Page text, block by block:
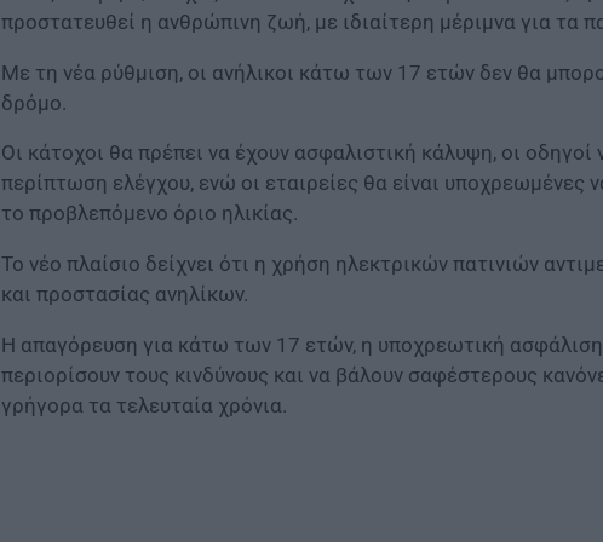
προστατευθεί η ανθρώπινη ζωή, με ιδιαίτερη μέριμνα για τα
Με τη νέα ρύθμιση, οι ανήλικοι κάτω των 17 ετών δεν θα
δρόμο.
Οι κάτοχοι θα πρέπει να έχουν ασφαλιστική κάλυψη, οι
περίπτωση ελέγχου, ενώ οι εταιρείες θα είναι υποχρεωμένες
το προβλεπόμενο όριο ηλικίας.
Το νέο πλαίσιο δείχνει ότι η χρήση ηλεκτρικών πατινιών
και προστασίας ανηλίκων.
Η απαγόρευση για κάτω των 17 ετών, η υποχρεωτική ασφάλιση
περιορίσουν τους κινδύνους και να βάλουν σαφέστερους
γρήγορα τα τελευταία χρόνια.